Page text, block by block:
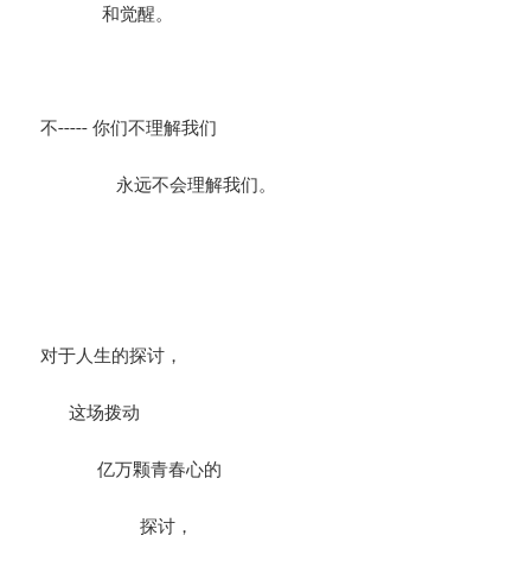
和觉醒。
不----- 你们不理解我们
永远不会理解我们。
对于人生的探讨，
这场拨动
亿万颗青春心的
探讨，